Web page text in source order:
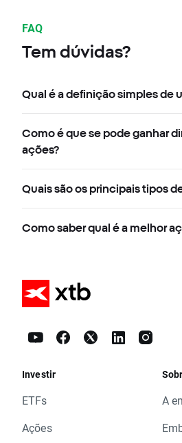
FAQ
Tem dúvidas?
Qual é a definição simples de
Como é que se pode ganhar
ações?
Quais são os principais tipos
Como saber qual é a melhor
Investir
ETFs
Ações
A